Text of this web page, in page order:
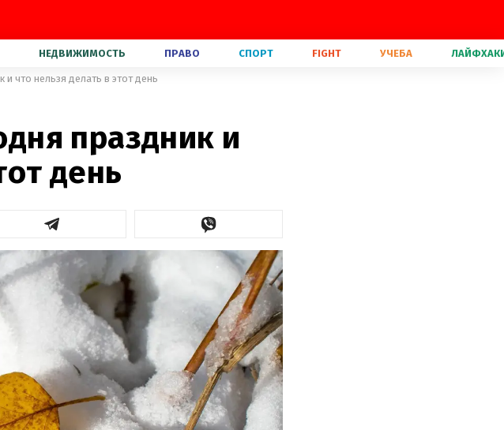
НЕДВИЖИМОСТЬ ПРАВО СПОРТ FIGHT УЧЕБА
и что нельзя делать в этот день
праздник и
день